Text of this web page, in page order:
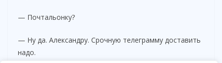
— Почтальонку?
— Ну да. Александру. Срочную телеграмму доставить
надо.